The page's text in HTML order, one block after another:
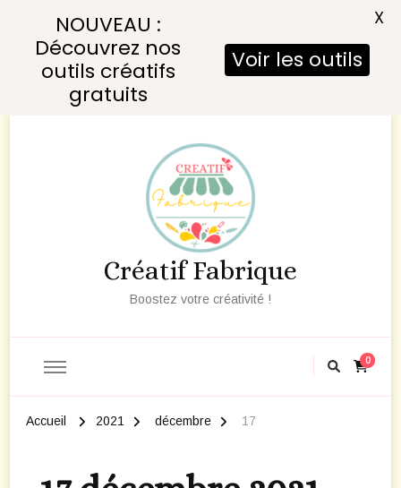
Créatif Fabrique
Boostez votre créativité !
0
Accueil 2021 décembre 17
NOUVEAU :
Découvrez nos
outils créatifs
gratuits
Voir les outils
X